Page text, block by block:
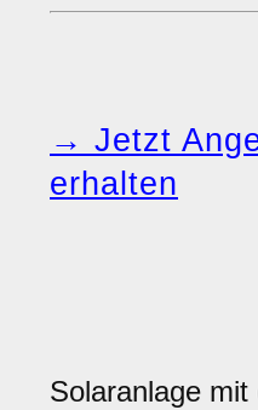
→ Jetzt
erhalten
Solaranlage mit